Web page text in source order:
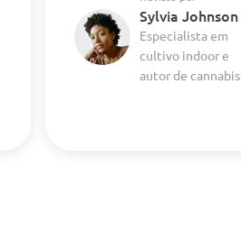
Sylvia Johnson
Especialista em
cultivo indoor e
autor de cannabis